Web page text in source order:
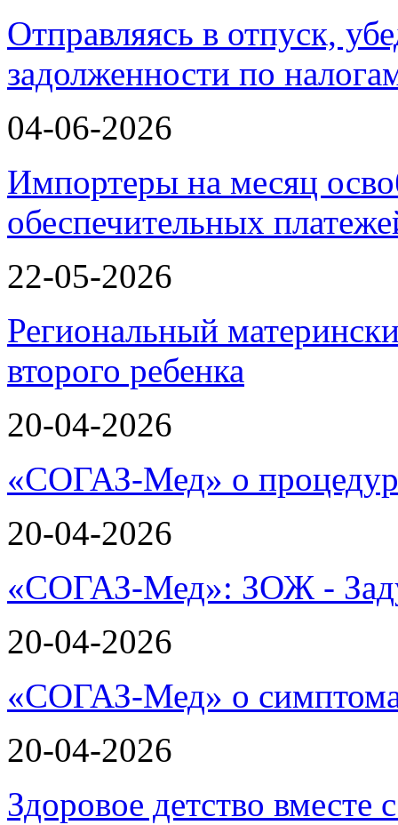
Отправляясь в отпуск,
задолженности по
04-06-2026
Импортеры на месяц
обеспечительных
22-05-2026
Региональный
второго ребенка
20-04-2026
«СОГАЗ-Мед» о
20-04-2026
«СОГАЗ-Мед»: ЗОЖ -
20-04-2026
«СОГАЗ-Мед» о
20-04-2026
Здоровое детство